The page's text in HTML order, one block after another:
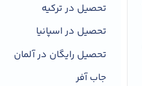
تحصیل در ترکیه
تحصیل در اسپانیا
تحصیل رایگان در آلمان
جاب آفر